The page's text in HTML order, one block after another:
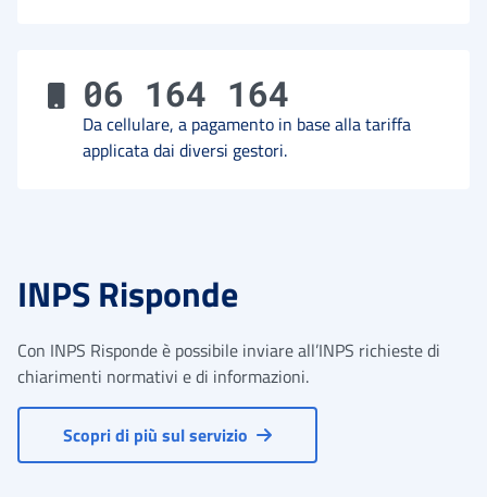
06 164 164
Da cellulare, a pagamento in base alla tariffa
applicata dai diversi gestori.
INPS Risponde
Con INPS Risponde è possibile inviare all’INPS richieste di
chiarimenti normativi e di informazioni.
Scopri di più sul servizio